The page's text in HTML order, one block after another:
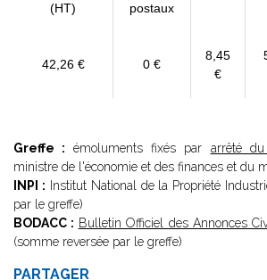
(HT)
postaux
42,26 € 0 €
8,45
€
Greffe : émoluments fixés par arrêté
ministre de l'économie et des finances et du
INPI : Institut National de la Propriété
par le greffe)
BODACC : Bulletin Officiel des Annonces
(somme reversée par le greffe)
PARTAGER